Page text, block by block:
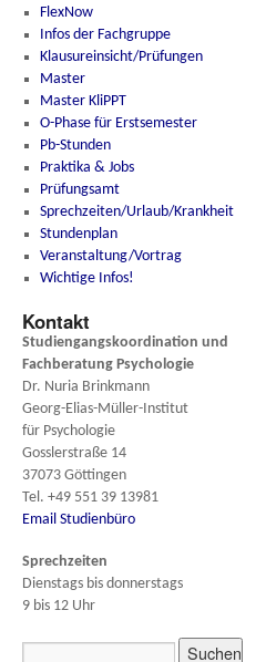
FlexNow
Infos der Fachgruppe
Klausureinsicht/Prüfungen
Master
Master KliPPT
O-Phase für Erstsemester
Pb-Stunden
Praktika & Jobs
Prüfungsamt
Sprechzeiten/Urlaub/Krankheit
Stundenplan
Veranstaltung/Vortrag
Wichtige Infos!
Kontakt
Studiengangskoordination und
Fachberatung Psychologie
Dr. Nuria Brinkmann
Georg-Elias-Müller-Institut
für Psychologie
Gosslerstraße 14
37073 Göttingen
Tel. +49 551 39 13981
Email Studienbüro
Sprechzeiten
Dienstags bis donnerstags
9 bis 12 Uhr